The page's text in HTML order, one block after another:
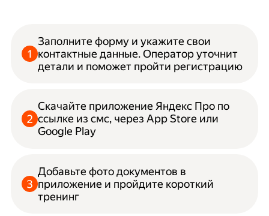
Заполните форму и укажите свои
контактные данные. Оператор уточнит
детали и поможет пройти регистрацию
Скачайте приложение Яндекс Про по
ссылке из смс, через App Store или
Google Play
Добавьте фото документов в
приложение и пройдите короткий
тренинг